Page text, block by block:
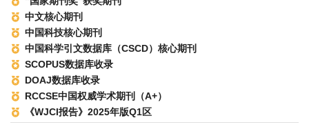
中文核心期刊
中国科技核心期刊
中国科学引文数据库（CSCD）核心期刊
SCOPUS数据库收录
DOAJ数据库收录
RCCSE中国权威学术期刊（A+）
《WJCI报告》2025年版Q1区